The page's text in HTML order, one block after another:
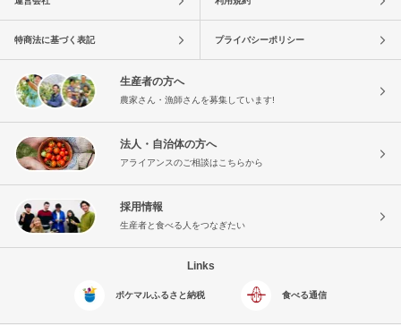
特商法に基づく表記 プライバシーポリシー
生産者の方へ
農家さん・漁師さんを募集しています!
法人・自治体の方へ
アライアンスのご相談はこちらから
採用情報
生産者と食べる人をつなぎたい
Links
ポケマルふるさと納税 食べる通信